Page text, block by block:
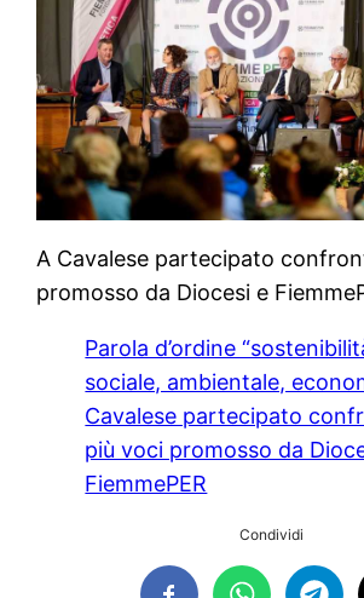
A Cavalese partecipato
promosso da Diocesi e
Parola d’ordine
sociale, ambientale,
Cavalese partecipato
più voci promosso da
FiemmePER
Condividi